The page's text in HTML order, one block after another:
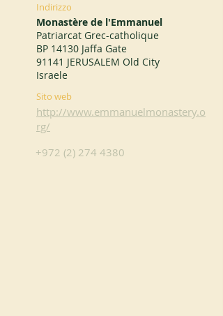
Indirizzo
Monastère de l'Emmanuel
Patriarcat Grec-catholique
BP 14130 Jaffa Gate
91141 JERUSALEM Old City
Israele
Sito web
http://www.emmanuelmonastery.o
rg/
+972 (2) 274 4380